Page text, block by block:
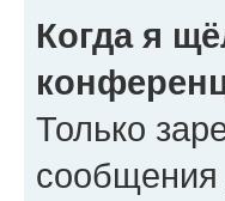
Когда я
Только
сообщения